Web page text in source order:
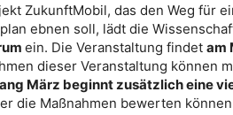
ZukunftMobil, das den Weg für
ebnen soll, lädt die
ein. Die Veranstaltung findet am
dieser Veranstaltung können
März beginnt zusätzlich eine
die Maßnahmen bewerten